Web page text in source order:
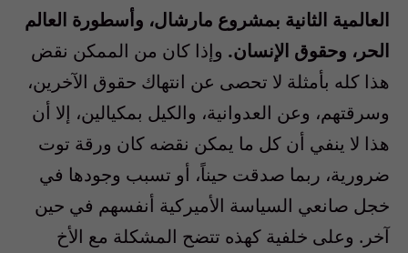
العالمية الثانية بمشروع مارشال، وأسطورة العالم
الحر، وحقوق الإنسان. وإذا كان من الممكن نقض
هذا كله بأمثلة لا تحصى عن انتهاك حقوق الآخرين،
وسرقتهم، وعن العدوانية، والكيل بمكيالين، إلا أن
هذا لا ينفي أن كل ما يمكن نقضه كان ورقة توت
ضرورية، ربما صدقت حيناً، أو تسبب وجودها في
خجل صانعي السياسة الأميركية أنفسهم في حين
آخر. وعلى خلفية كهذه تتضح المشكلة مع الأخ